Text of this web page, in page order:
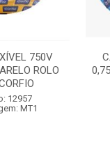
750V
ROLO
12957
MT1